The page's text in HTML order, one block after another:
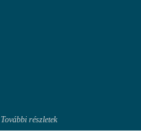
További részletek